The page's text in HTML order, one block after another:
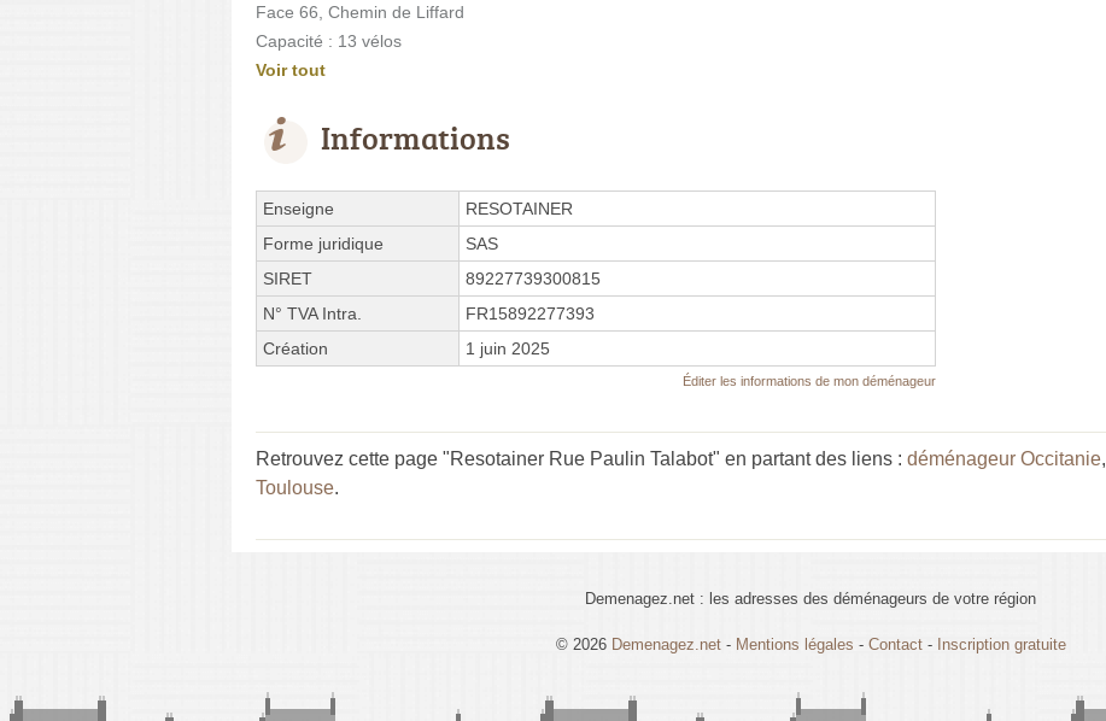
Face 66, Chemin de Liffard
Capacité : 13 vélos
Voir tout
Informations
Enseigne
RESOTAINER
Forme juridique
SAS
SIRET
89227739300815
N° TVA Intra.
FR15892277393
Création
1 juin 2025
Éditer les informations de mon déménageur
Retrouvez cette page "Resotainer Rue Paulin Talabot" en partant des liens : déménageur Occitanie,
Toulouse.
Demenagez.net : les adresses des déménageurs de votre région
© 2026 Demenagez.net - Mentions légales - Contact- Inscription gratuite